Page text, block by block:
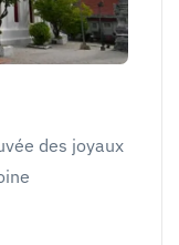
des joyaux